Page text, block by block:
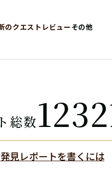
のクエストレビューその他
総数
発見レポートを書くには